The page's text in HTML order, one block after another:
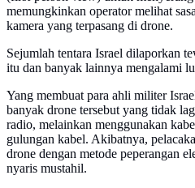
memungkinkan operator melihat
kamera yang terpasang di drone.
Sejumlah tentara Israel dilaporkan
itu dan banyak lainnya mengalami
Yang membuat para ahli militer
banyak drone tersebut yang tidak
radio, melainkan menggunakan
gulungan kabel. Akibatnya,
drone dengan metode peperangan
nyaris mustahil.